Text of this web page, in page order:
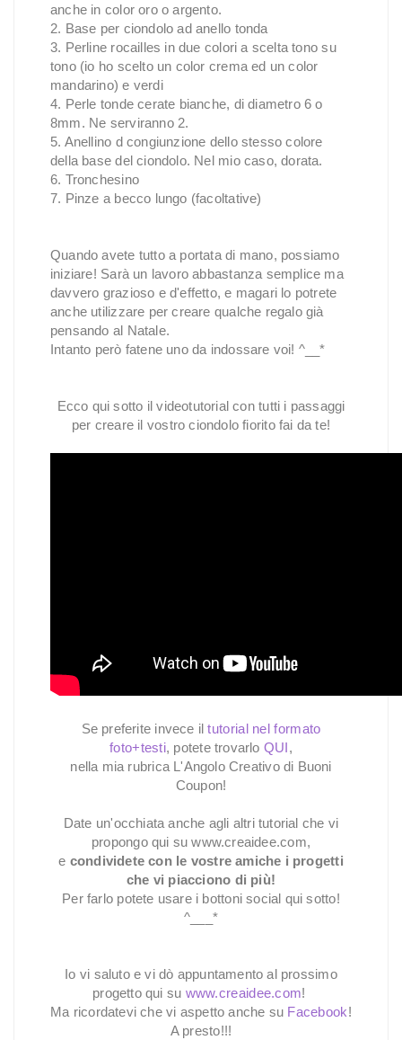
anche in color oro o argento.
2. Base per ciondolo ad anello tonda
3. Perline rocailles in due colori a scelta tono su
tono (io ho scelto un color crema ed un color
mandarino) e verdi
4. Perle tonde cerate bianche, di diametro 6 o
8mm. Ne serviranno 2.
5. Anellino d congiunzione dello stesso colore
della base del ciondolo. Nel mio caso, dorata.
6. Tronchesino
7. Pinze a becco lungo (facoltative)
Quando avete tutto a portata di mano, possiamo
iniziare! Sarà un lavoro abbastanza semplice ma
davvero grazioso e d'effetto, e magari lo potrete
anche utilizzare per creare qualche regalo già
pensando al Natale.
Intanto però fatene uno da indossare voi! ^__*
Ecco qui sotto il videotutorial con tutti i passaggi
per creare il vostro ciondolo fiorito fai da te!
Se preferite invece iltutorial nel formato
foto+testi, potete trovarlo QUI,
nella mia rubrica L'Angolo Creativo di Buoni
Coupon!
Date un'occhiata anche agli altri tutorial che vi
propongo qui su www.creaidee.com,
e condividete con le vostre amiche i progetti
che vi piacciono di più!
Per farlo potete usare i bottoni social qui sotto!
^___*
Io vi saluto e vi dò appuntamento al prossimo
progetto qui su www.creaidee.com!
Ma ricordatevi che vi aspetto anche su Facebook!
A presto!!!